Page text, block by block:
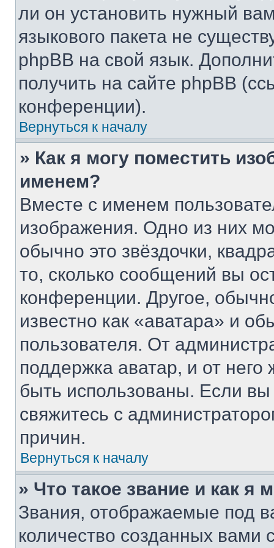
ли он установить нужный
языкового пакета не
phpBB на свой язык.
получить на сайте phpBB
конференции).
Вернуться к началу
» Как я могу поместить
именем?
Вместе с именем
изображения. Одно из них
обычно это звёздочки,
то, сколько сообщений вы
конференции. Другое,
известно как «аватара» и
пользователя. От
поддержка аватар, и от него
быть использованы. Если
свяжитесь с
причин.
Вернуться к началу
» Что такое звание и как я
Звания, отображаемые под
количество созданных